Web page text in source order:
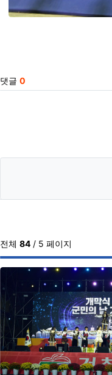
댓글 0
전체 84/ 5 페이지